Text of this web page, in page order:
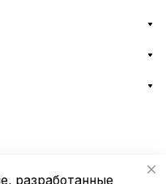
разработанные